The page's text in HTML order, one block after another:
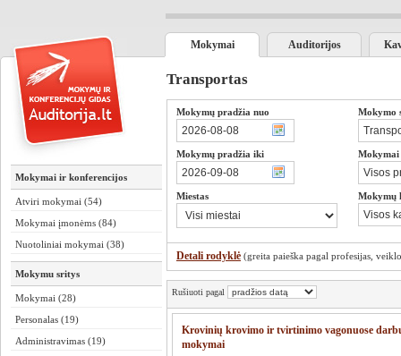
Mokymai Auditorijos
Mokymai ir konferencijos
Atviri mokymai (54)
Mokymai įmonėms (84)
Nuotoliniai mokymai (38)
Mokymu sritys
Mokymai (28)
Personalas (19)
Administravimas (19)
Transportas
Mokymų pradžia nuo
Mokymų pradžia iki
Miestas
Mokymo
Mokymų
Detali rodyklė (greita paieška pagal profesijas,
Rušiuoti pagal
Krovinių krovimo ir tvirtinimo vagonuose
mokymai